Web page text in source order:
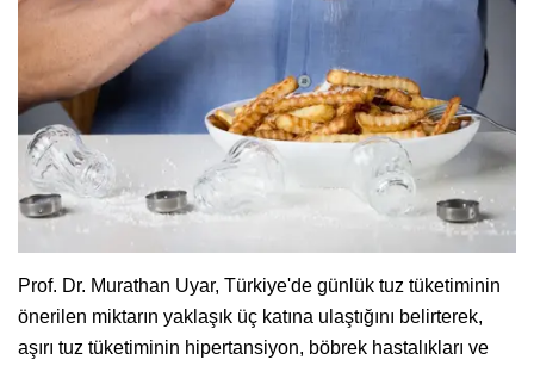
Prof. Dr. Murathan Uyar, Türkiye'de günlük tuz tüketiminin
önerilen miktarın yaklaşık üç katına ulaştığını belirterek,
aşırı tuz tüketiminin hipertansiyon, böbrek hastalıkları ve